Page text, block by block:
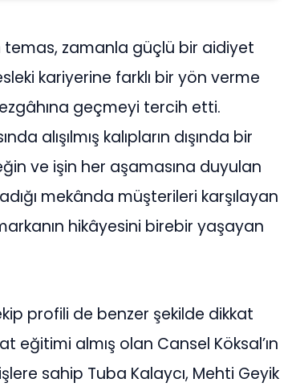
temas, zamanla güçlü bir aidiyet
kariyerine farklı bir yön verme
geçmeyi tercih etti.
alışılmış kalıpların dışında bir
ve işin her aşamasına duyulan
mekânda müşterileri karşılayan
hikâyesini birebir yaşayan
profili de benzer şekilde dikkat
eğitimi almış olan Cansel Köksal’ın
sahip Tuba Kalaycı, Mehti Geyik